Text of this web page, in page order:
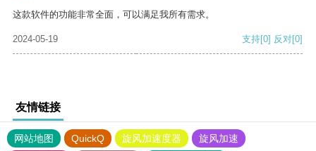
这款软件的功能非常全面，可以满足我所有需求。
2024-05-19 支持[0] 反对[0]
友情链接
网站地图 QuickQ 旋风加速度器
旋风加速